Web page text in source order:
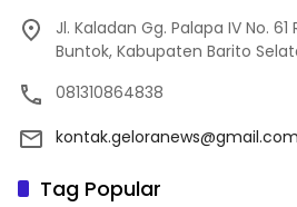
Jl. Kaladan Gg. Palapa IV No. 61
Buntok, Kabupaten Barito
081310864838
kontak.geloranews@gmail.com
Tag Popular